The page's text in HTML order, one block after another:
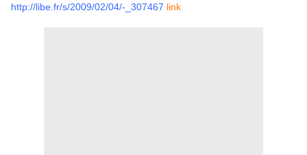
http://libe.fr/s/2009/02/04/-_307467 link